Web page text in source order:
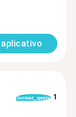
aplicativo
format_quote 1